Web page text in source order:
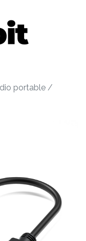
portable /